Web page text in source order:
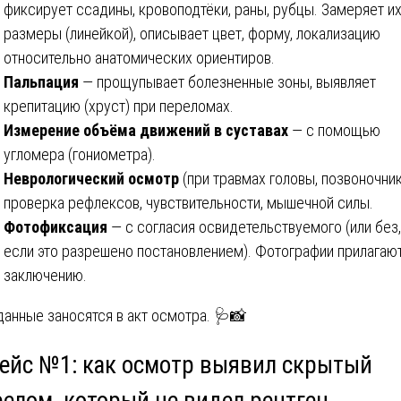
фиксирует ссадины, кровоподтёки, раны, рубцы. Замеряет их
размеры (линейкой), описывает цвет, форму, локализацию
относительно анатомических ориентиров.
Пальпация — прощупывает болезненные зоны, выявляет
крепитацию (хруст) при переломах.
Измерение объёма движений в суставах — с помощью
угломера (гониометра).
Неврологический осмотр (при травмах головы,
проверка рефлексов, чувствительности, мышечной силы.
Фотофиксация — с согласия освидетельствуемого (или без,
если это разрешено постановлением). Фотографии
заключению.
заносятся в акт осмотра. 🩺📸
№1: как осмотр выявил скрытый